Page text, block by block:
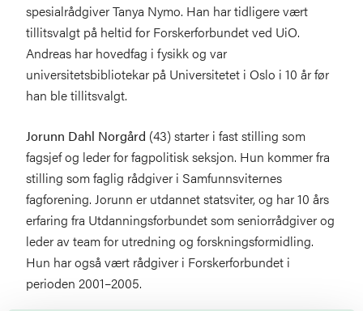
spesialrådgiver Tanya Nymo. Han har tidligere vært
tillitsvalgt på heltid for Forskerforbundet ved UiO.
Andreas har hovedfag i fysikk og var
universitetsbibliotekar på Universitetet i Oslo i 10 år før
han ble tillitsvalgt.
Jorunn Dahl Norgård (43) starter i fast stilling som
fagsjef og leder for fagpolitisk seksjon. Hun kommer fra
stilling som faglig rådgiver i Samfunnsviternes
fagforening. Jorunn er utdannet statsviter, og har 10 års
erfaring fra Utdanningsforbundet som seniorrådgiver og
leder av team for utredning og forskningsformidling.
Hun har også vært rådgiver i Forskerforbundet i
perioden 2001–2005.